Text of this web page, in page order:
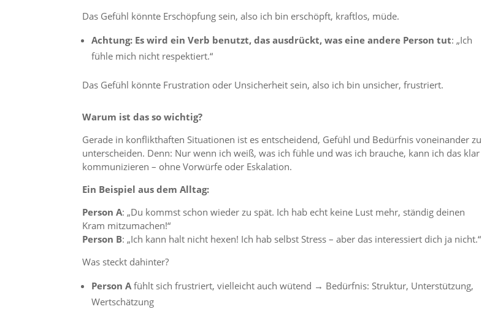
Das Gefühl könnte Erschöpfung sein, also ich bin erschöpft, kraftlos, müde.
Achtung: Es wird ein Verb benutzt, das ausdrückt, was eine andere Person tut: „Ich
fühle mich nicht respektiert.“
Das Gefühl könnte Frustration oder Unsicherheit sein, also ich bin unsicher, frustriert.
Warum ist das so wichtig?
Gerade in konflikthaften Situationen ist es entscheidend, Gefühl und Bedürfnis voneinander zu
unterscheiden. Denn: Nur wenn ich weiß, was ich fühle und was ich brauche, kann ich das klar
kommunizieren – ohne Vorwürfe oder Eskalation.
Ein Beispiel aus dem Alltag:
Person A: „Du kommst schon wieder zu spät. Ich hab echt keine Lust mehr, ständig deinen
Kram mitzumachen!“
Person B: „Ich kann halt nicht hexen! Ich hab selbst Stress – aber das interessiert dich ja nicht.“
Was steckt dahinter?
Person A fühlt sich frustriert, vielleicht auch wütend → Bedürfnis: Struktur, Unterstützung,
Wertschätzung